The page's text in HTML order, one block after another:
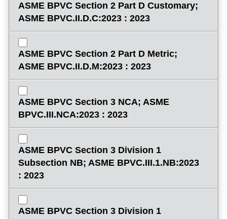
ASME BPVC Section 2 Part D Customary;
ASME BPVC.II.D.C:2023 : 2023
ASME BPVC Section 2 Part D Metric;
ASME BPVC.II.D.M:2023 : 2023
ASME BPVC Section 3 NCA; ASME
BPVC.III.NCA:2023 : 2023
ASME BPVC Section 3 Division 1
Subsection NB; ASME BPVC.III.1.NB:2023
: 2023
ASME BPVC Section 3 Division 1